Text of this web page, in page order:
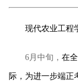
现代农业工程
6月中旬， 在
际，为进一步端正